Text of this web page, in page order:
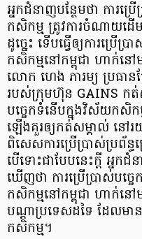
អ្នកជំនាញបន្ថែមថា ការប្រ
កសិកម្ម ត្រូវការចំណាយដើ
ដូច្នេះ ទើបធ្វើឲ្យការប្រើប្
កសិកម្មនៅកម្ពុជា ហាក់ន
លោក ហេង ភារម្យ ប្រធាន
របស់ក្រុមហ៊ុន GAINS កត់
បច្ចេកទំនើបក្នុងវិស័យកសិក
ឡើងគួរឲ្យកត់សម្គាល់ នៅរ
ពិសេសការប្រើប្រាស់ប្រព័ន្
បើទោះជាបែបនេះក្ដី អ្នក
ឃើញថា ការប្រើប្រាស់បច្
កសិកម្មនៅកម្ពុជា ហាក់ន
បណ្ដាប្រទេសដទៃ ដែលមា
កសិកម្ម។